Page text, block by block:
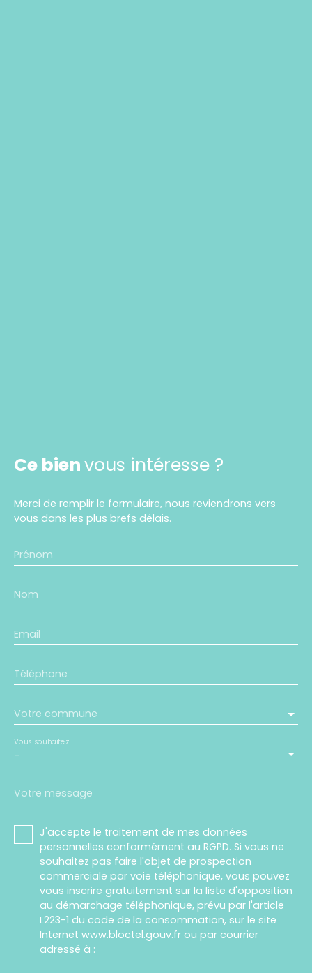
Ce bienvous intéresse ?
Merci de remplir le formulaire, nous reviendrons vers
vous dans les plus brefs délais.
Prénom
Nom
Email
Téléphone
Votre commune
-
Vous souhaitez
Votre message
J'accepte le traitement de mes données
personnelles conformément au RGPD. Si vous ne
souhaitez pas faire l'objet de prospection
commerciale par voie téléphonique, vous pouvez
vous inscrire gratuitement sur la liste d'opposition
au démarchage téléphonique, prévu par l'article
L223-1 du code de la consommation, sur le site
Internet www.bloctel.gouv.fr ou par courrier
adressé à :